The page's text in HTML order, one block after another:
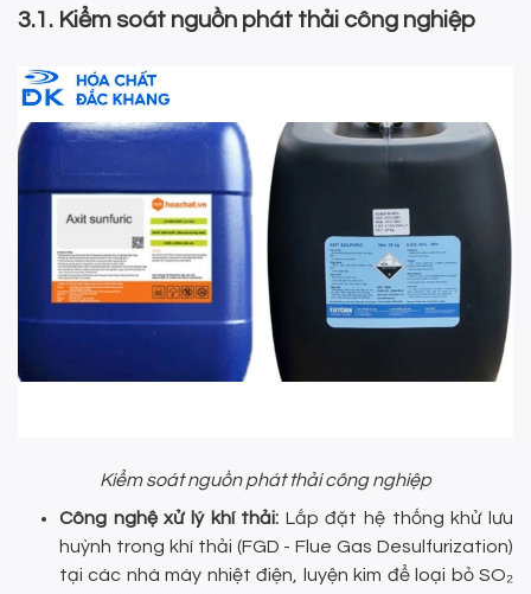
3.1. Kiểm soát nguồn phát thải công nghiệp
Kiểm soát nguồn phát thải công nghiệp
Công nghệ xử lý khí thải: Lắp đặt hệ thống khử lưu
huỳnh trong khí thải (FGD - Flue Gas Desulfurization)
tại các nhà máy nhiệt điện, luyện kim để loại bỏ SO₂